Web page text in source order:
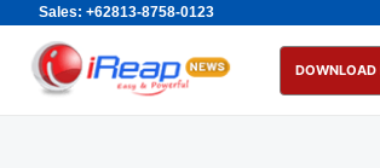
Sales: +62813-8758-0123
Skip
content
Search
for:
DOWNLOAD